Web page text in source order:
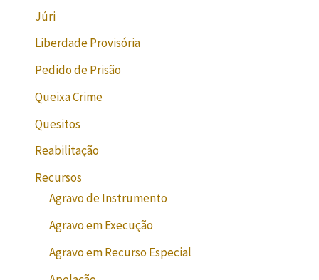
Júri
Liberdade Provisória
Pedido de Prisão
Queixa Crime
Quesitos
Reabilitação
Recursos
Agravo de Instrumento
Agravo em Execução
Agravo em Recurso Especial